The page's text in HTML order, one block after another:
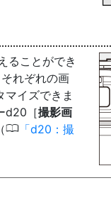
ることができ
れぞれの画
イズできま
d20［撮影画
0
d20：撮